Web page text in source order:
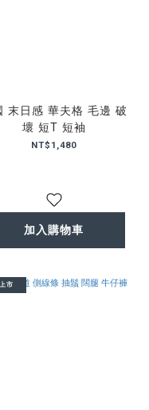
末日感 華夫格 毛邊 破
壞 短T 短袖
NT$1,480
加入購物車
市